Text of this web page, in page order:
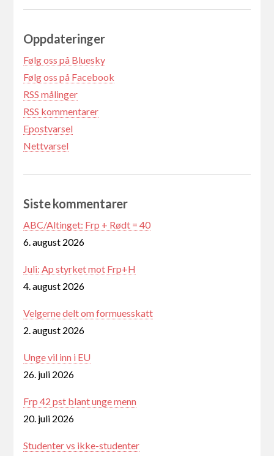
Oppdateringer
Følg oss på Bluesky
Følg oss på Facebook
RSS målinger
RSS kommentarer
Epostvarsel
Nettvarsel
Siste kommentarer
ABC/Altinget: Frp + Rødt = 40
6. august 2026
Juli: Ap styrket mot Frp+H
4. august 2026
Velgerne delt om formuesskatt
2. august 2026
Unge vil inn i EU
26. juli 2026
Frp 42 pst blant unge menn
20. juli 2026
Studenter vs ikke-studenter